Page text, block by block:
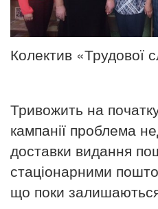
Колектив «Трудової
Тривожить на
кампанії проблема
доставки видання
стаціонарними
що поки залишаються